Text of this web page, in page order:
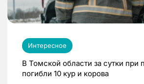
Интересное
В Томской области за сутки при
погибли 10 кур и корова